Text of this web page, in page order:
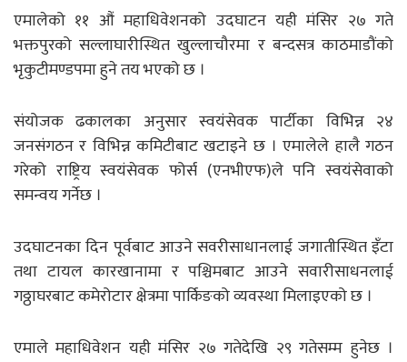
एमालेको ११ औं महाधिवेशनको उदघाटन यही मंसिर २७ गते
भक्तपुरको सल्लाघारीस्थित खुल्लाचौरमा र बन्दसत्र काठमाडौंको
भृकुटीमण्डपमा हुने तय भएको छ ।
संयोजक ढकालका अनुसार स्वयंसेवक पार्टीका विभिन्न २४
जनसंगठन र विभिन्न कमिटीबाट खटाइने छ । एमालेले हालै गठन
गरेको राष्ट्रिय स्वयंसेवक फोर्स (एनभीएफ)ले पनि स्वयंसेवाको
समन्वय गर्नेछ ।
उदघाटनका दिन पूर्वबाट आउने सवरीसाधानलाई जगातीस्थित इँटा
तथा टायल कारखानामा र पश्चिमबाट आउने सवारीसाधनलाई
गठ्ठाघरबाट कमेरोटार क्षेत्रमा पार्किङको व्यवस्था मिलाइएको छ ।
एमाले महाधिवेशन यही मंसिर २७ गतेदेखि २९ गतेसम्म हुनेछ ।